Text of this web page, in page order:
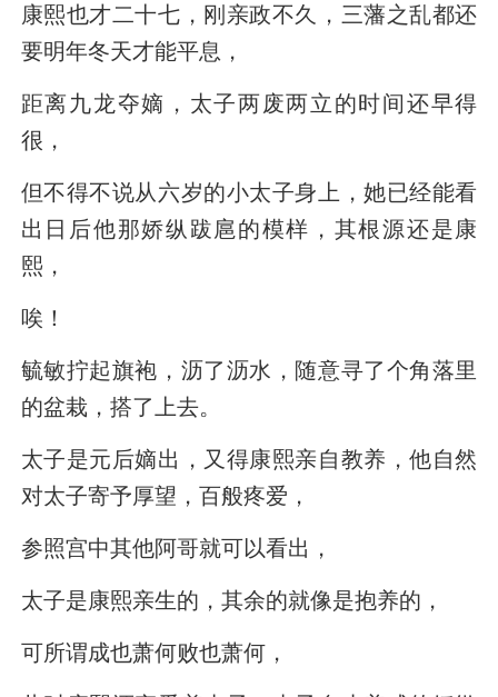
康熙也才二十七，刚亲政不久，三藩之乱都还
要明年冬天才能平息，
距离九龙夺嫡，太子两废两立的时间还早得
很，
但不得不说从六岁的小太子身上，她已经能看
出日后他那娇纵跋扈的模样，其根源还是康
熙，
唉！
毓敏拧起旗袍，沥了沥水，随意寻了个角落里
的盆栽，搭了上去。
太子是元后嫡出，又得康熙亲自教养，他自然
对太子寄予厚望，百般疼爱，
参照宫中其他阿哥就可以看出，
太子是康熙亲生的，其余的就像是抱养的，
可所谓成也萧何败也萧何，